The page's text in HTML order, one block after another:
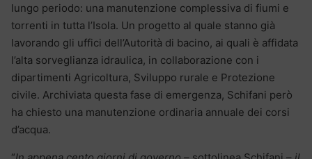
lungo periodo: una manutenzione complessiva di fiumi e
torrenti in tutta l’Isola. Un progetto al quale stanno già
lavorando gli uffici dell’Autorità di bacino, ai quali è affidata
l’alta sorveglianza idraulica, in collaborazione con i
dipartimenti Agricoltura, Sviluppo rurale e Protezione
civile. Archiviata questa fase di emergenza, Schifani però
ha chiesto una manutenzione ordinaria annuale dei corsi
d’acqua.